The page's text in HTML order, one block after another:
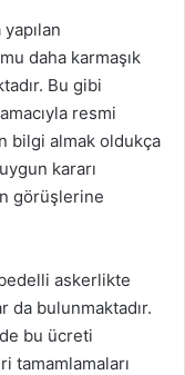
daha karmaşık
Bu gibi
resmi
bilgi almak oldukça
kararı
görüşlerine
askerlikte
bulunmaktadır.
bu ücreti
tamamlamaları